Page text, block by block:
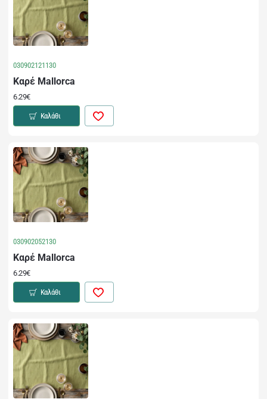
030902121130
Καρέ Mallorca
6.29€
Καλάθι
030902052130
Καρέ Mallorca
6.29€
Καλάθι